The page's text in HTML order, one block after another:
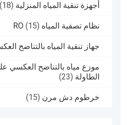
أجهزة تنقية المياه المنزلية (18)
نظام تصفية المياه RO (15)
جهاز تنقية المياه بالتناضح
موزع مياه بالتناضح العكسي
الطاولة (23)
خرطوم دش مرن (15)